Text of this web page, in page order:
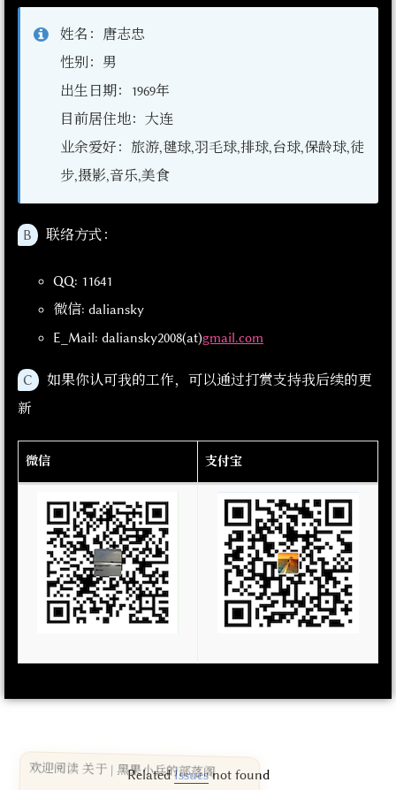
姓名：唐志忠
性别：男
出生日期：1969年
目前居住地：大连
业余爱好：旅游,毽球,羽毛球,排球,台球,保龄球,徒
步,摄影,音乐,美食
B 联络方式：
QQ: 11641
微信: daliansky
E_Mail: daliansky2008(at)gmail.com
C
如果你认可我的工作，可以通过打赏支持我后续的更
新
微信 支付宝
RelatedIssuesnot found
欢迎阅读 关于 | 黑果小兵的部落阁